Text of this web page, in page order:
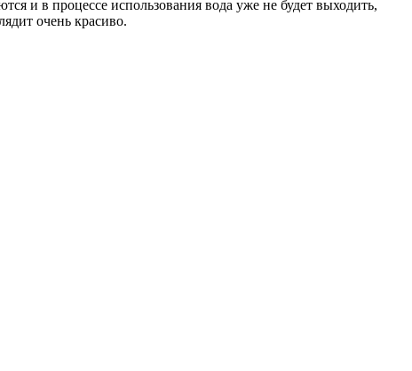
и в процессе использования вода уже не будет выходить,
очень красиво.